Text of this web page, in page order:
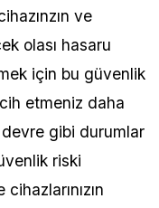
ve
olası hasaru
için bu güvenlik
etmeniz daha
devre gibi durumlar
riski